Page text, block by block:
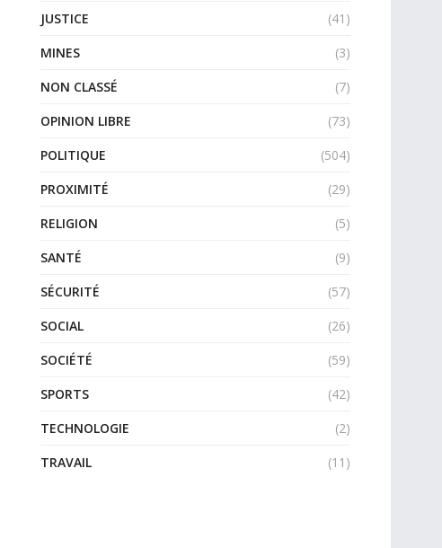
JUSTICE
(41)
MINES
(3)
NON CLASSÉ
(7)
OPINION LIBRE
(73)
POLITIQUE
(504)
PROXIMITÉ
(29)
RELIGION
(5)
SANTÉ
(9)
SÉCURITÉ
(57)
SOCIAL
(26)
SOCIÉTÉ
(59)
SPORTS
(42)
TECHNOLOGIE
(2)
TRAVAIL
(11)